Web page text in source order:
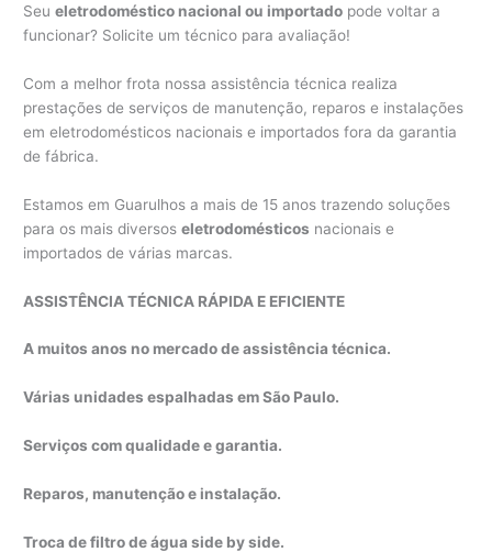
Seueletrodoméstico nacional ou importado pode voltar a
funcionar? Solicite um técnico para avaliação!
Com a melhor frota nossa assistência técnica realiza
prestações de serviços de manutenção, reparos e instalações
em eletrodomésticos nacionais e importados fora da garantia
de fábrica.
Estamos em Guarulhos a mais de 15 anos trazendo soluções
para os mais diversoseletrodomésticos nacionais e
importados de várias marcas.
ASSISTÊNCIA TÉCNICA RÁPIDA E EFICIENTE
A muitos anos no mercado de assistência técnica.
Várias unidades espalhadas em São Paulo.
Serviços com qualidade e garantia.
Reparos, manutenção e instalação.
Troca de filtro de água side by side.